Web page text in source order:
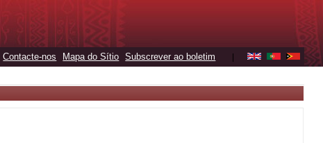
Contacte-nos Mapa do Sítio Subscrever ao boletim